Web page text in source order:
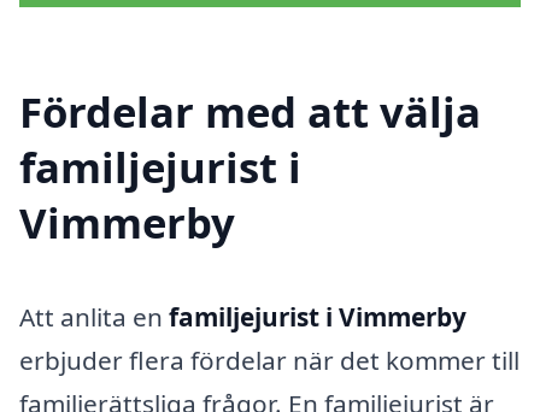
Fördelar med att välja
familjejurist i
Vimmerby
Att anlita en familjejurist i Vimmerby
erbjuder flera fördelar när det kommer till
familjerättsliga frågor. En familjejurist är